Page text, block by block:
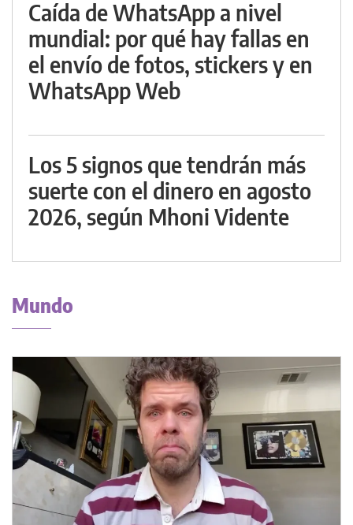
Caída de WhatsApp a nivel
mundial: por qué hay fallas en
el envío de fotos, stickers y en
WhatsApp Web
Los 5 signos que tendrán más
suerte con el dinero en agosto
2026, según Mhoni Vidente
Mundo